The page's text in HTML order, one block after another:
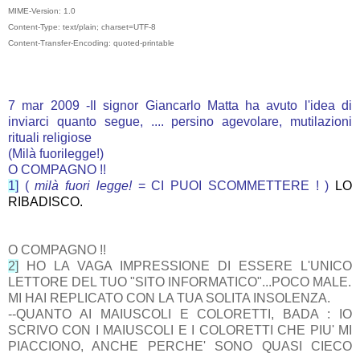
MIME-Version: 1.0
Content-Type: text/plain; charset=UTF-8
Content-Transfer-Encoding: quoted-printable
7 mar 2009 -Il signor Giancarlo Matta ha avuto l'idea di
inviarci quanto segue, .... persino agevolare, mutilazioni
rituali religiose
(Milà fuorilegge!)
O COMPAGNO !!
1]
(milà fuori legge!= CI PUOI SCOMMETTERE ! ) LO
RIBADISCO.
O COMPAGNO !!
2]
HO LA VAGA IMPRESSIONE DI ESSERE L'UNICO
LETTORE DEL TUO "SITO INFORMATICO"...POCO MALE.
MI HAI REPLICATO CON LA TUA SOLITA INSOLENZA.
--QUANTO AI MAIUSCOLI E COLORETTI, BADA : IO
SCRIVO CON I MAIUSCOLI E I COLORETTI CHE PIU' MI
PIACCIONO, ANCHE PERCHE' SONO QUASI CIECO